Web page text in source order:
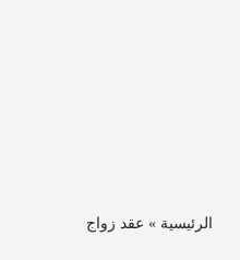
الرئيسية » عقد زواج